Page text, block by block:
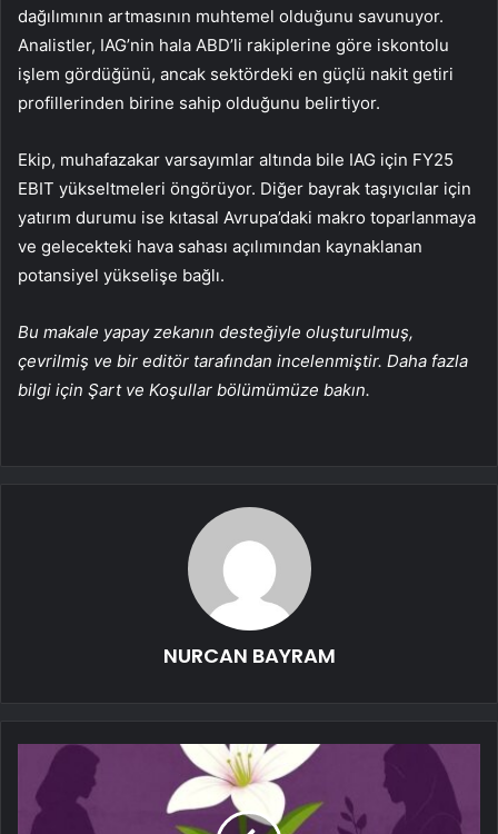
dağılımının artmasının muhtemel olduğunu savunuyor.
Analistler, IAG’nin hala ABD’li rakiplerine göre iskontolu
işlem gördüğünü, ancak sektördeki en güçlü nakit getiri
profillerinden birine sahip olduğunu belirtiyor.
Ekip, muhafazakar varsayımlar altında bile IAG için FY25
EBIT yükseltmeleri öngörüyor. Diğer bayrak taşıyıcılar için
yatırım durumu ise kıtasal Avrupa’daki makro toparlanmaya
ve gelecekteki hava sahası açılımından kaynaklanan
potansiyel yükselişe bağlı.
Bu makale yapay zekanın desteğiyle oluşturulmuş,
çevrilmiş ve bir editör tarafından incelenmiştir. Daha fazla
bilgi için Şart ve Koşullar bölümümüze bakın.
NURCAN BAYRAM